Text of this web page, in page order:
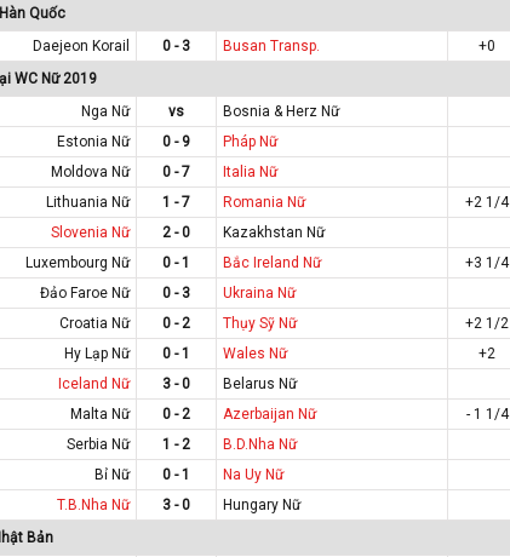
Quốc
Daejeon Korail 0 - 3 Busan Transp. +0
WC Nữ 2019
Nga Nữ vs Bosnia & Herz Nữ
Estonia Nữ 0 - 9 Pháp Nữ
Moldova Nữ 0 - 7 Italia Nữ
Lithuania Nữ 1 - 7 Romania Nữ +2 1/4
Slovenia Nữ 2 - 0 Kazakhstan Nữ
Luxembourg Nữ 0 - 1 Bắc Ireland Nữ +3 1/4
Đảo Faroe Nữ 0 - 3 Ukraina Nữ
Croatia Nữ 0 - 2 Thụy Sỹ Nữ +2 1/2
Hy Lạp Nữ 0 - 1 Wales Nữ +2
Iceland Nữ 3 - 0 Belarus Nữ
Malta Nữ 0 - 2 Azerbaijan Nữ - 1 1/4
Serbia Nữ 1 - 2 B.D.Nha Nữ
Bỉ Nữ 0 - 1 Na Uy Nữ
T.B.Nha Nữ 3 - 0 Hungary Nữ
Bản